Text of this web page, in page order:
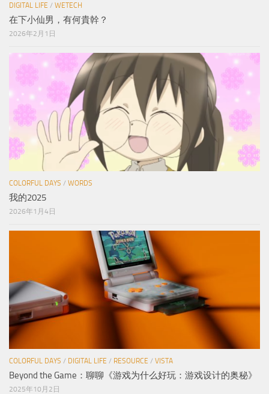
DIGITAL LIFE / WETECH
在下小仙男，有何貴幹？
2026年2月1日
COLORFUL DAYS / WORDS
我的2025
2026年1月4日
COLORFUL DAYS / DIGITAL LIFE / RESOURCE / VISTA
Beyond the Game：聊聊《游戏为什么好玩：游戏设计的奥秘》
2025年10月2日